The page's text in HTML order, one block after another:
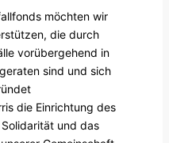
möchten wir
die durch
vorübergehend in
sind und sich
die Einrichtung des
und das